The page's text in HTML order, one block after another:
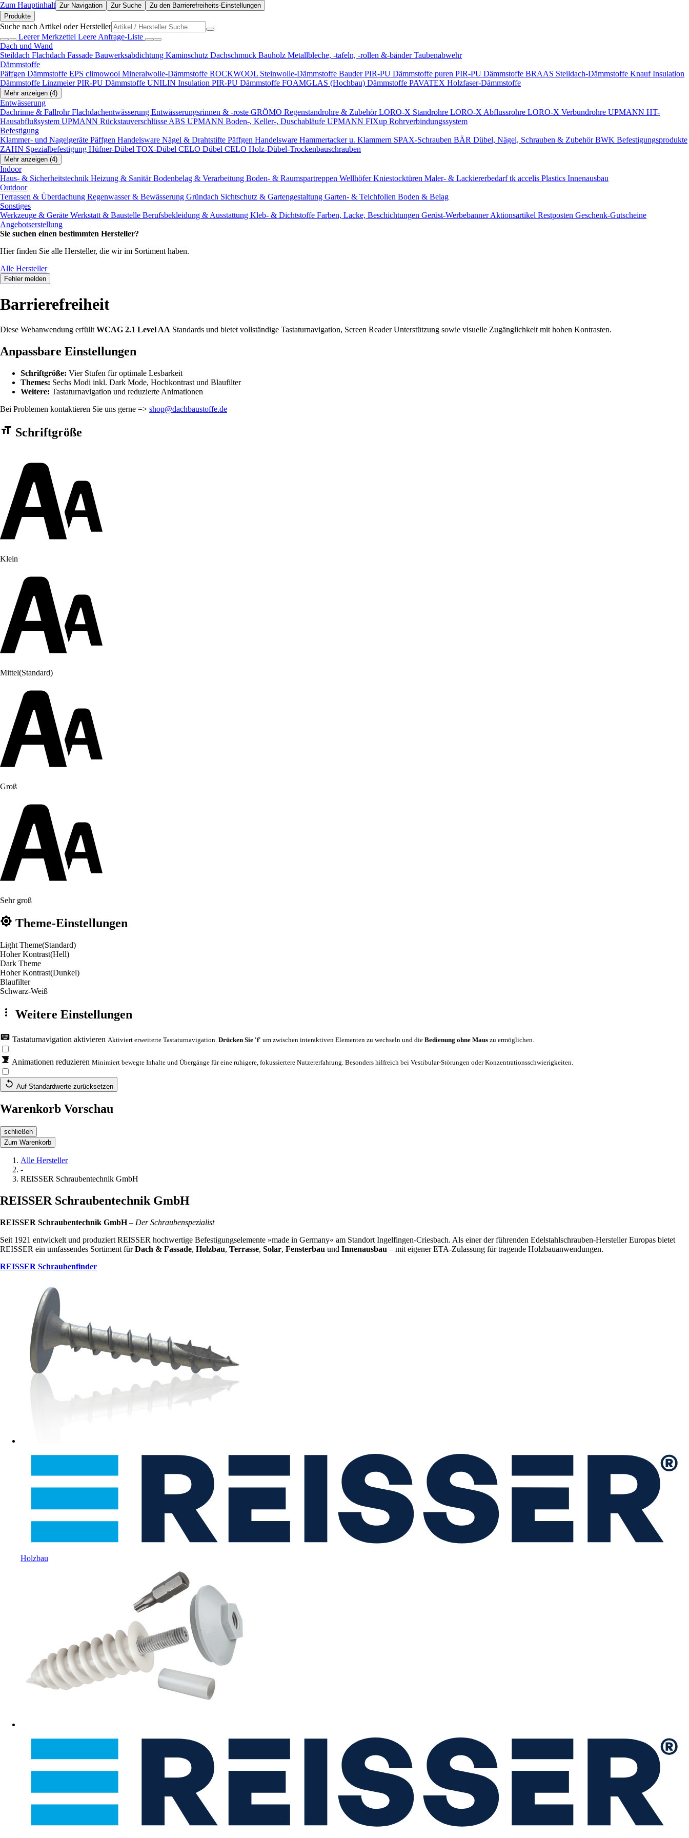
Zum Hauptinhalt Zur Navigation Zur Suche
Zu den Barrierefreiheits-Einstellungen
Produkte
Suche nach Artikel oder Hersteller
Leerer Merkzettel Leere Anfrage-Liste
Dach und Wand
Steildach Flachdach Fassade Bauwerksabdichtung Kaminschutz Dachschmuck Bauholz Metallbleche, -tafeln, -rollen &-bänderTaubenabwehr
Dämmstoffe
Päffgen Dämmstoffe EPS climowool Mineralwolle-Dämmstoffe ROCKWOOL Steinwolle-Dämmstoffe Bauder PIR-PU Dämmstoffe puren PIR-PU Dämmstoffe BRAAS Steildach-Dämmstoffe Knauf Insulation
Dämmstoffe Linzmeier PIR-PU Dämmstoffe UNILIN Insulation PIR-PU Dämmstoffe FOAMGLAS (Hochbau) Dämmstoffe PAVATEX Holzfaser-Dämmstoffe
Mehr anzeigen (4)
Entwässerung
Dachrinne & FallrohrFlachdachentwässerung Entwässerungsrinnen & -roste GRÖMO Regenstandrohre & ZubehörLORO-X Standrohre LORO-X Abflussrohre LORO-X Verbundrohre UPMANN HT-
Hausabflußsystem UPMANN Rückstauverschlüsse ABS UPMANN Boden-, Keller-, Duschabläufe UPMANN FIXup Rohrverbindungssystem
Befestigung
Klammer- und Nagelgeräte Päffgen Handelsware Nägel & Drahtstifte Päffgen Handelsware Hammertacker u. Klammern SPAX-Schrauben BÄR Dübel, Nägel, Schrauben & ZubehörBWK Befestigungsprodukte
ZAHN Spezialbefestigung Hüfner-Dübel TOX-Dübel CELO Dübel CELO Holz-Dübel-Trockenbauschrauben
Mehr anzeigen (4)
Indoor
Haus- & Sicherheitstechnik Heizung & SanitärBodenbelag & Verarbeitung Boden- & Raumspartreppen Wellhöfer Kniestocktüren Maler- & Lackiererbedarftk accelis Plastics Innenausbau
Outdoor
Terrassen & Überdachung Regenwasser & Bewässerung Gründach Sichtschutz & Gartengestaltung Garten- & Teichfolien Boden & Belag
Sonstiges
Werkzeuge & Geräte Werkstatt & Baustelle Berufsbekleidung & Ausstattung Kleb- & Dichtstoffe Farben, Lacke, Beschichtungen Gerüst-WerbebannerAktionsartikel Restposten Geschenk-Gutscheine
Angebotserstellung
Sie suchen einen bestimmten Hersteller?
Hier finden Sie alle Hersteller, die wir im Sortiment haben.
Alle Hersteller
Fehler melden
Barrierefreiheit
Diese Webanwendung erfüllt WCAG 2.1 Level AA Standards und bietet vollständige Tastaturnavigation, Screen Reader Unterstützung sowie visuelle Zugänglichkeit mit hohen Kontrasten.
Anpassbare Einstellungen
Schriftgröße: Vier Stufen für optimale Lesbarkeit
Themes: Sechs Modi inkl. Dark Mode, Hochkontrast und Blaufilter
Weitere: Tastaturnavigation und reduzierte Animationen
Bei Problemen kontaktieren Sie uns gerne => shop@dachbaustoffe.de
Barrierefreiheit Einstellungen Formular
Schriftgröße
Klein
Mittel(Standard)
Groß
Sehr groß
Theme-Einstellungen
Light Theme(Standard)
Hoher Kontrast(Hell)
Dark Theme
Hoher Kontrast(Dunkel)
Blaufilter
Schwarz-Weiß
Weitere Einstellungen
Tastaturnavigation aktivieren Aktiviert erweiterte Tastaturnavigation. Drücken Sie 'f' um zwischen interaktiven Elementen zu wechseln und die Bedienung ohne Maus zu ermöglichen.
Animationen reduzieren Minimiert bewegte Inhalte und Übergänge für eine ruhigere, fokussiertere Nutzererfahrung. Besonders hilfreich bei Vestibular-Störungen oder Konzentrationsschwierigkeiten.
Auf Standardwerte zurücksetzen
Warenkorb Vorschau
schließen
Zum Warenkorb
Alle Hersteller
-
REISSER Schraubentechnik GmbH
REISSER Schraubentechnik GmbH
REISSER Schraubentechnik GmbH– Der Schraubenspezialist
Seit 1921 entwickelt und produziert REISSER hochwertige Befestigungselemente »made in Germany« am Standort Ingelfingen-Criesbach. Als einer der führenden Edelstahlschrauben-Hersteller Europas bietet
REISSER ein umfassendes Sortiment fürDach & Fassade, Holzbau, Terrasse, Solar, Fensterbau und Innenausbau – mit eigener ETA-Zulassung für tragende Holzbauanwendungen.
REISSER Schraubenfinder
Holzbau